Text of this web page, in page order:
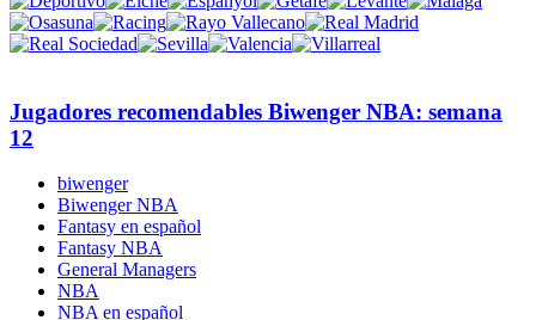
Jugadores recomendables Biwenger NBA: semana
12
biwenger
Biwenger NBA
Fantasy en español
Fantasy NBA
General Managers
NBA
NBA en español